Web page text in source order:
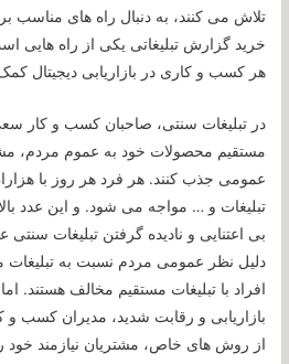
تلاش می کنند، به دنبال راه های مناسب
خرید گزارش تبلیغاتی یکی از راه هایی
هر کسب و کاری در بازاریابی دیجیتال
در تبلیغات سنتی، صاحبان کسب و کار
مستقیم محصولات خود به عموم مردم،
عمومی جذب کنند. هر فرد هر روز با هزاران
تبلیغات و … مواجه می شود. و این عدد
بی اعتنایی و نادیده گرفتن تبلیغات
دلیل نظر عمومی مردم نسبت به تبلیغات
افراد با تبلیغات مستقیم مخالف هستند.
بازاریابی و رقابت شدید، مدیران کسب و
از روش های خاص، مشتریان نیازمند خود